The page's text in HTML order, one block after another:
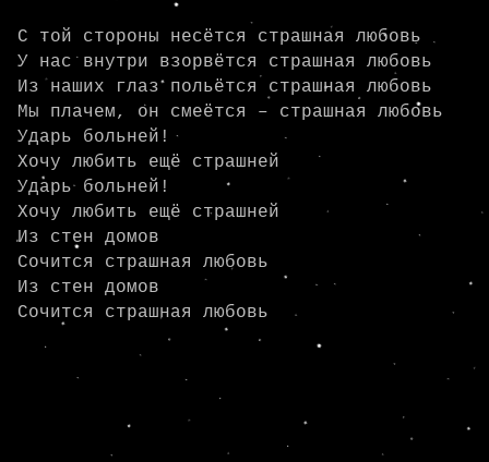
С той стороны несётся страшная любовь
У нас внутри взорвётся страшная любовь
Из наших глаз польётся страшная любовь
Мы плачем, он смеётся – страшная любовь
Ударь больней!
Хочу любить ещё страшней
Ударь больней!
Хочу любить ещё страшней
Из стен домов
Сочится страшная любовь
Из стен домов
Сочится страшная любовь